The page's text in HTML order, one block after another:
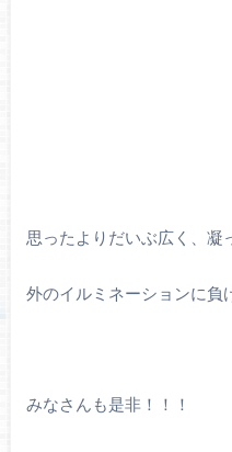
思ったよりだいぶ広く、凝
外のイルミネーションに負
みなさんも是非！！！